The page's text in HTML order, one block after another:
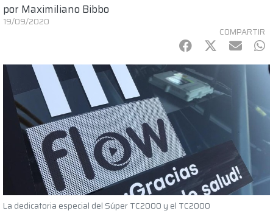
por Maximiliano Bibbo
19/09/2020
COMPARTIR
Facebook
Twitter
mail
La dedicatoria especial del Súper TC2000 y el TC2000